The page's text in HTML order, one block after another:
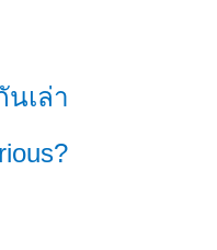
นเล่า